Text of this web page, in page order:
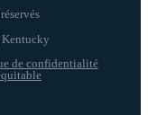
de confidentialité